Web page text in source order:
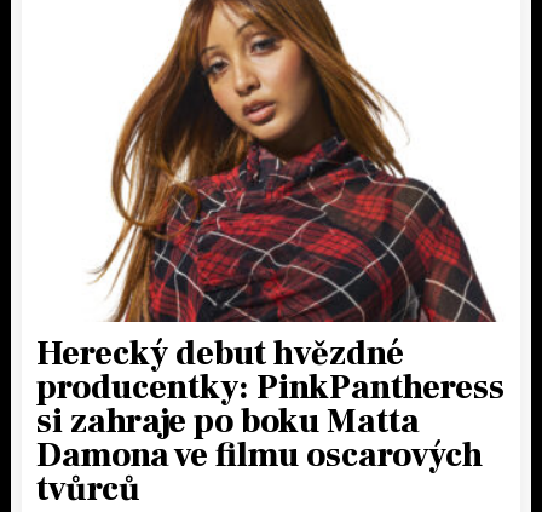
Herecký debut hvězdné
producentky: PinkPantheress
si zahraje po boku Matta
Damona ve filmu oscarových
tvůrců